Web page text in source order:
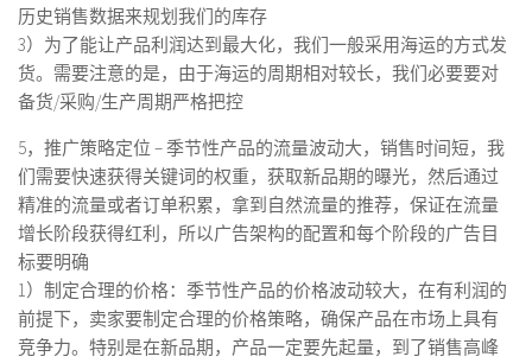
历史销售数据来规划我们的库存
3）为了能让产品利润达到最大化，我们一般采用海运的方式发
货。需要注意的是，由于海运的周期相对较长，我们必要要对
备货/采购/生产周期严格把控
5，推广策略定位 – 季节性产品的流量波动大，销售时间短，我
们需要快速获得关键词的权重，获取新品期的曝光，然后通过
精准的流量或者订单积累，拿到自然流量的推荐，保证在流量
增长阶段获得红利，所以广告架构的配置和每个阶段的广告目
标要明确
1）制定合理的价格：季节性产品的价格波动较大，在有利润的
前提下，卖家要制定合理的价格策略，确保产品在市场上具有
竞争力。特别是在新品期，产品一定要先起量，到了销售高峰